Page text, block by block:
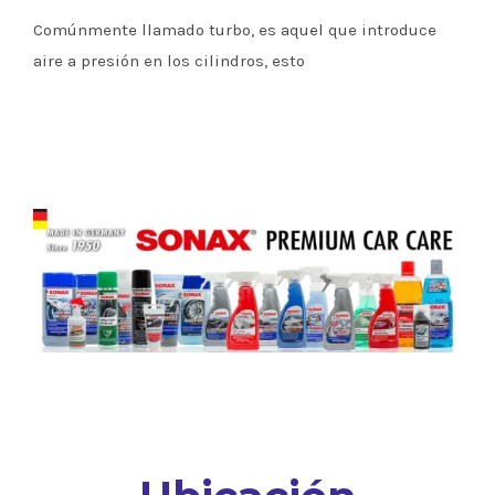
Comúnmente llamado turbo, es aquel que introduce
aire a presión en los cilindros, esto